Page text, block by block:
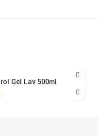
Gel Lav 500ml